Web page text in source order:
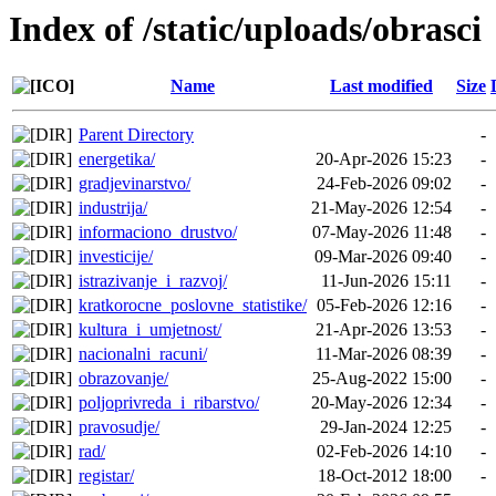
Index of /static/uploads/obrasci
Name Last modified Size
Parent Directory
-
energetika/
20-Apr-2026 15:23
-
gradjevinarstvo/
24-Feb-2026 09:02
-
industrija/
21-May-2026 12:54
-
informaciono_drustvo/
07-May-2026 11:48
-
investicije/
09-Mar-2026 09:40
-
istrazivanje_i_razvoj/
11-Jun-2026 15:11
-
kratkorocne_poslovne_statistike/ 05-Feb-2026 12:16
-
kultura_i_umjetnost/
21-Apr-2026 13:53
-
nacionalni_racuni/
11-Mar-2026 08:39
-
obrazovanje/
25-Aug-2022 15:00
-
poljoprivreda_i_ribarstvo/
20-May-2026 12:34
-
pravosudje/
29-Jan-2024 12:25
-
rad/
02-Feb-2026 14:10
-
registar/
18-Oct-2012 18:00
-